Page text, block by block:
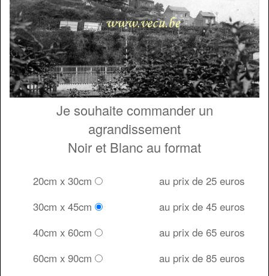
Je souhaite commander un
agrandissement
Noir et Blanc au format
20cm x 30cm
au prix de 25 euros
30cm x 45cm
au prix de 45 euros
40cm x 60cm
au prix de 65 euros
60cm x 90cm
au prix de 85 euros